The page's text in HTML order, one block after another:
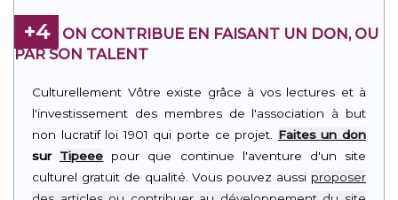
+4
ON CONTRIBUE EN FAISANT UN DON, OU
PAR SON TALENT
Culturellement Vôtre existe grâce à vos lectures et à
l'investissement des membres de l'association à but
non lucratif loi 1901 qui porte ce projet. Faites un don
sur Tipeee pour que continue l'aventure d'un site
culturel gratuit de qualité. Vous pouvez aussi proposer